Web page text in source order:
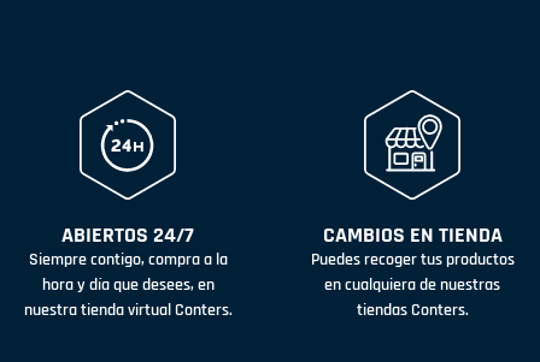
ABIERTOS 24/7
Siempre contigo, compra a la
hora y día que desees, en
nuestra tienda virtual Conters.
CAMBIOS EN TIENDA
Puedes recoger tus productos
en cualquiera de nuestras
tiendas Conters.